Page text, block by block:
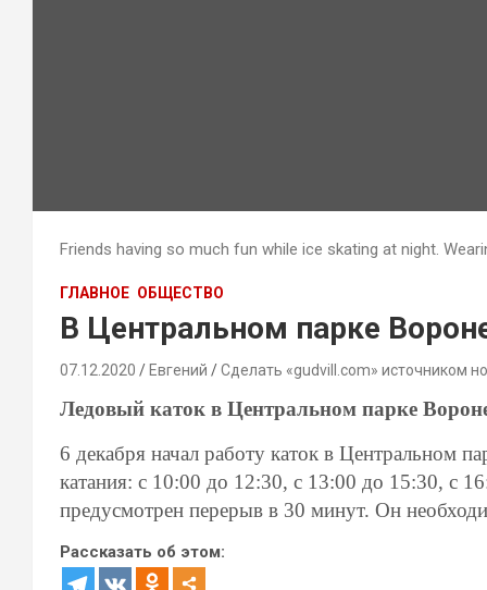
Friends having so much fun while ice skating at night.
ГЛАВНОЕ ОБЩЕСТВО
В Центральном парке
07.12.2020 Евгений Сделать «gudvill.com» источником
Ледовый каток в Центральном парке
6 декабря начал работу каток в Центральном
катания: с 10:00 до 12:30, с 13:00 до 15:30, с
предусмотрен перерыв в 30 минут. Он
Рассказать об этом: